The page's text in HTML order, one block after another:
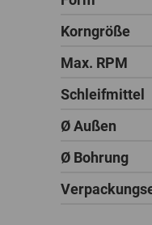
Korngröße
Max. RPM
Schleifmittel
Ø Außen
Ø Bohrung